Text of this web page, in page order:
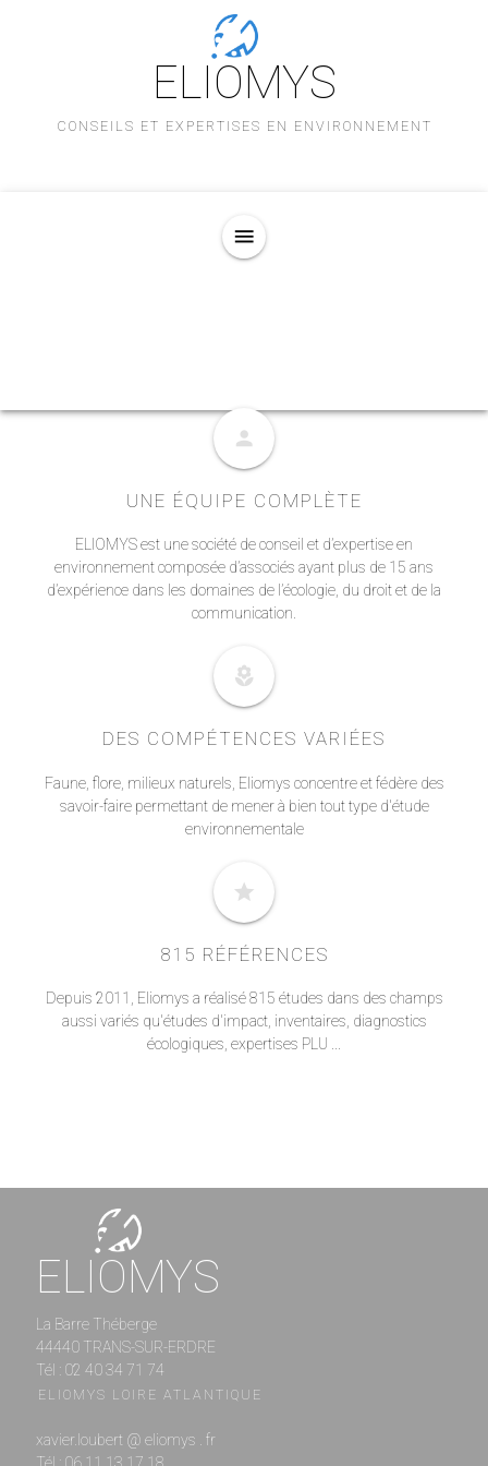
ELIOMYS
CONSEILS ET EXPERTISES EN ENVIRONNEMENT
menu
person
UNE ÉQUIPE COMPLÈTE
ELIOMYS est une société de conseil et d’expertise en
environnement composée d’associés ayant plus de 15 ans
d’expérience dans les domaines de l’écologie, du droit et de la
communication.
local_florist
DES COMPÉTENCES VARIÉES
Faune, flore, milieux naturels, Eliomys concentre et fédère des
savoir-faire permettant de mener à bien tout type d'étude
environnementale
star
815 RÉFÉRENCES
Depuis 2011, Eliomys a réalisé 815 études dans des champs
aussi variés qu'études d'impact, inventaires, diagnostics
écologiques, expertises PLU ...
ELIOMYS
La Barre Théberge
44440 TRANS-SUR-ERDRE
Tél : 02 40 34 71 74
ELIOMYS LOIRE ATLANTIQUE
xavier.loubert @ eliomys . fr